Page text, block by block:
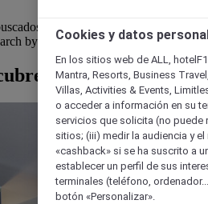
by categories
nuestros hoteles
Cookies y datos
En los sitios web de ALL,
Mantra, Resorts, Business
Villas, Activities & Events,
o acceder a información en su
servicios que solicita (no puede
sitios; (iii) medir la audiencia y
«cashback» si se ha suscrito a
establecer un perfil de sus
terminales (teléfono,
botón «Personalizar».